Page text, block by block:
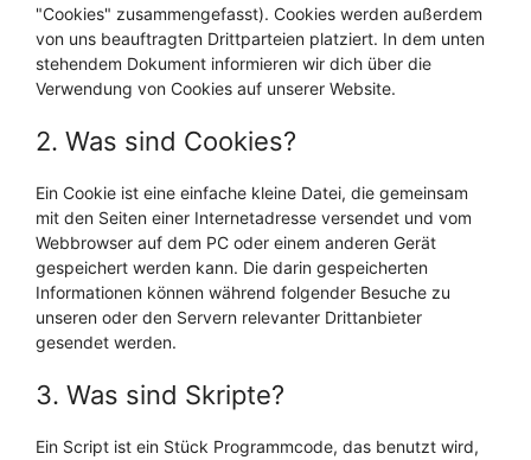
"Cookies" zusammengefasst). Cookies werden außerdem
von uns beauftragten Drittparteien platziert. In dem unten
stehendem Dokument informieren wir dich über die
Verwendung von Cookies auf unserer Website.
2. Was sind Cookies?
Ein Cookie ist eine einfache kleine Datei, die gemeinsam
mit den Seiten einer Internetadresse versendet und vom
Webbrowser auf dem PC oder einem anderen Gerät
gespeichert werden kann. Die darin gespeicherten
Informationen können während folgender Besuche zu
unseren oder den Servern relevanter Drittanbieter
gesendet werden.
3. Was sind Skripte?
Ein Script ist ein Stück Programmcode, das benutzt wird,